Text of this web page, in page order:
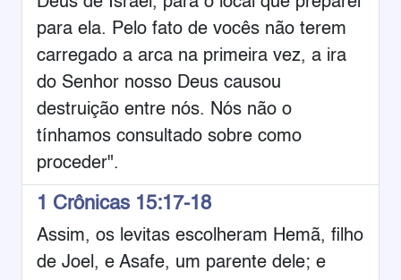
para ela. Pelo fato de vocês não terem
carregado a arca na primeira vez, a ira
do Senhor nosso Deus causou
destruição entre nós. Nós não o
tínhamos consultado sobre como
proceder".
1 Crônicas 15:17-18
Assim, os levitas escolheram Hemã, filho
de Joel, e Asafe, um parente dele; e